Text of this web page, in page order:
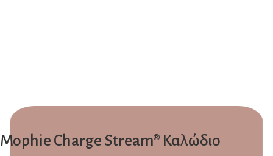
Mophie Charge Stream® Καλώδιο